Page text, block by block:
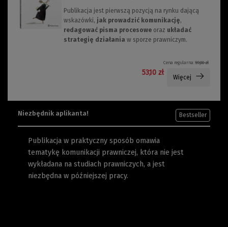
Publikacja jest pierwszą pozycją na rynku dającą
wskazówki, jak prowadzić komunikację,
redagować pisma procesowe oraz układać
strategię działania w sporze prawniczym.
Cena regularna:59,00 zł
53,10 zł
Więcej
Niezbędnik aplikanta! Bestseller
Publikacja w praktyczny sposób omawia
tematykę komunikacji prawniczej, która nie jest
wykładana na studiach prawniczych, a jest
niezbędna w późniejszej pracy.